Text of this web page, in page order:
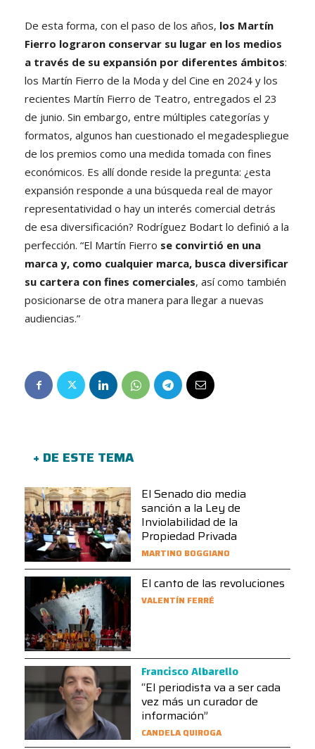
De esta forma, con el paso de los años, los Martín
Fierro lograron conservar su lugar en los medios
a través de su expansión por diferentes ámbitos:
los Martín Fierro de la Moda y del Cine en 2024 y los
recientes Martín Fierro de Teatro, entregados el 23
de junio. Sin embargo, entre múltiples categorías y
formatos, algunos han cuestionado el megadespliegue
de los premios como una medida tomada con fines
económicos. Es allí donde reside la pregunta: ¿esta
expansión responde a una búsqueda real de mayor
representatividad o hay un interés comercial detrás
de esa diversificación? Rodríguez Bodart lo definió a la
perfección. “El Martín Fierro se convirtió en una
marca y, como cualquier marca, busca diversificar
su cartera con fines comerciales, así como también
posicionarse de otra manera para llegar a nuevas
audiencias.”
+ DE ESTE TEMA
El Senado dio media
sanción a la Ley de
Inviolabilidad de la
Propiedad Privada
MARTINO BOGGIANO
El canto de las revoluciones
VALENTÍN FERRÉ
Francisco Albarello
“El periodista va a ser cada
vez más un curador de
información”
CANDELA QUIROGA